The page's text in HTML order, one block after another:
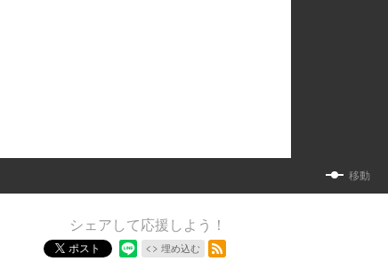
移動
シェアして応援しよう！
ポスト 埋め込む